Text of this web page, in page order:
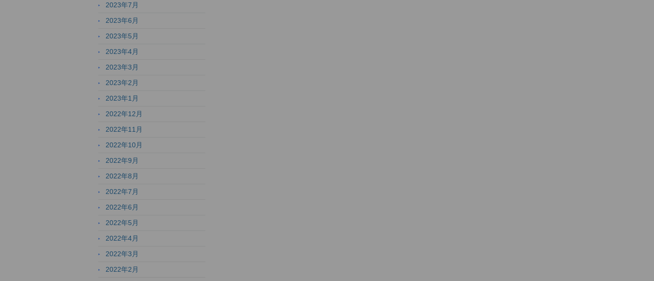
2023年7月
2023年6月
2023年5月
2023年4月
2023年3月
2023年2月
2023年1月
2022年12月
2022年11月
2022年10月
2022年9月
2022年8月
2022年7月
2022年6月
2022年5月
2022年4月
2022年3月
2022年2月